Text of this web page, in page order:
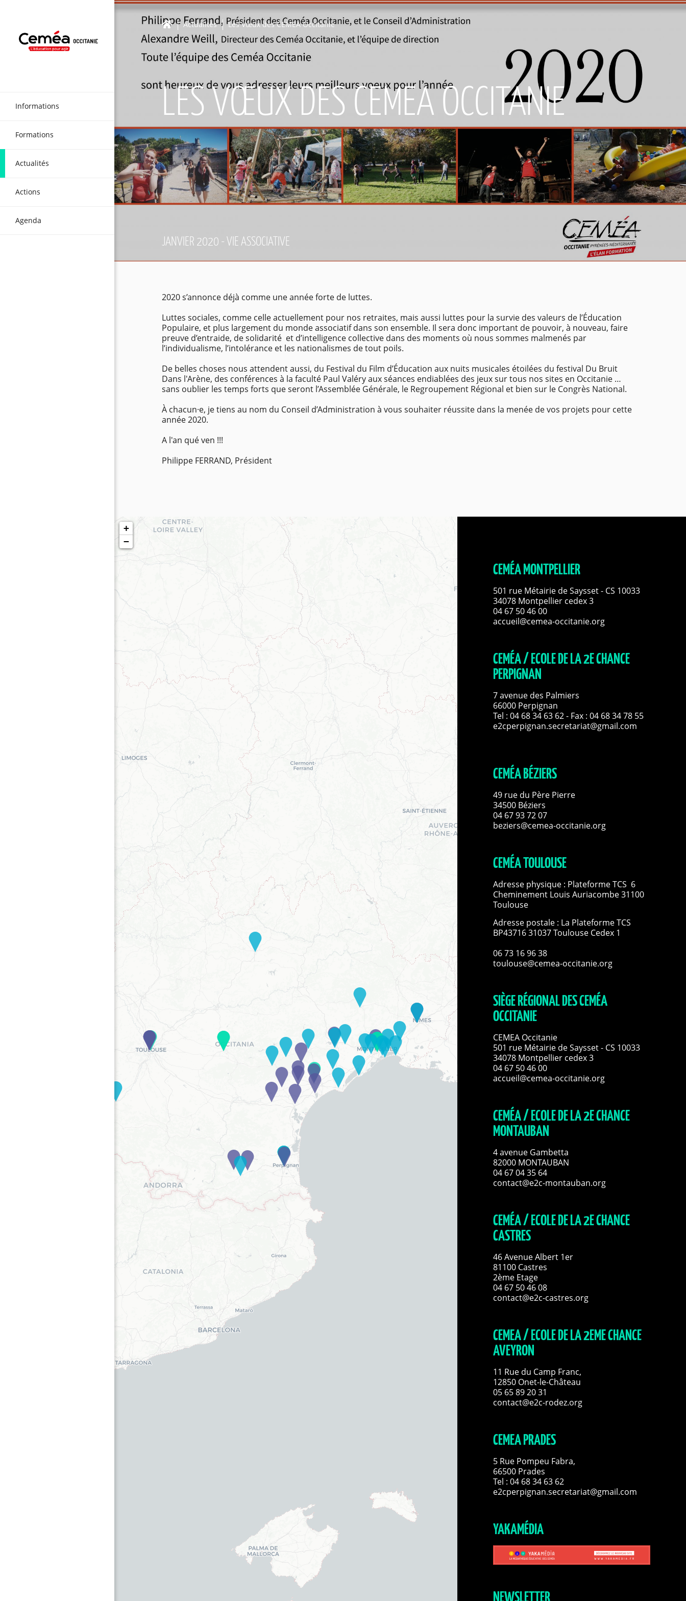
Actualités Les Vœux des CEMEA Occitanie
LES VŒUX DES CEMEA OCCITANIE
JANVIER 2020 - VIE ASSOCIATIVE
2020 s’annonce déjà comme une année forte de luttes.
Luttes sociales, comme celle actuellement pour nos retraites, mais aussi luttes pour la survie des valeurs de l’Éducation
Populaire, et plus largement du monde associatif dans son ensemble. Il sera donc important de pouvoir, à nouveau, faire
preuve d’entraide, de solidarité et d’intelligence collective dans des moments où nous sommes malmenés par
l’individualisme, l’intolérance et les nationalismes de tout poils.
De belles choses nous attendent aussi, du Festival du Film d’Éducation aux nuits musicales étoilées du festival Du Bruit
Dans l'Arène, des conférences à la faculté Paul Valéry aux séances endiablées des jeux sur tous nos sites en Occitanie …
sans oublier les temps forts que seront l’Assemblée Générale, le Regroupement Régional et bien sur le Congrès National.
À chacun·e, je tiens au nom du Conseil d’Administration à vous souhaiter réussite dans la menée de vos projets pour cette
année 2020.
A l'an qué ven !!!
Philippe FERRAND, Président
+
−
CEMÉA MONTPELLIER
501 rue Métairie de Saysset - CS 10033
34078 Montpellier cedex 3
04 67 50 46 00
accueil@cemea-occitanie.org
CEMÉA / ECOLE DE LA 2E CHANCE
PERPIGNAN
7 avenue des Palmiers
66000 Perpignan
Tel : 04 68 34 63 62- Fax : 04 68 34 78 55
e2cperpignan.secretariat@gmail.com
CEMÉA BÉZIERS
49 rue du Père Pierre
34500 Béziers
04 67 93 72 07
beziers@cemea-occitanie.org
CEMÉA TOULOUSE
Adresse physique : Plateforme TCS 6
Cheminement Louis Auriacombe 31100
Toulouse
Adresse postale : La Plateforme TCS
BP43716 31037 Toulouse Cedex 1
06 73 16 96 38
toulouse@cemea-occitanie.org
SIÈGE RÉGIONAL DES CEMÉA
OCCITANIE
CEMEA Occitanie
501 rue Métairie de Saysset - CS 10033
34078 Montpellier cedex 3
04 67 50 46 00
accueil@cemea-occitanie.org
CEMÉA / ECOLE DE LA 2E CHANCE
MONTAUBAN
4 avenue Gambetta
82000 MONTAUBAN
04 67 04 35 64
contact@e2c-montauban.org
CEMÉA / ECOLE DE LA 2E CHANCE
CASTRES
46 Avenue Albert 1er
81100 Castres
2ème Etage
04 67 50 46 08
contact@e2c-castres.org
CEMEA / ECOLE DE LA 2EME CHANCE
AVEYRON
11 Rue du Camp Franc,
12850 Onet-le-Château
05 65 89 20 31
contact@e2c-rodez.org
CEMEA PRADES
5 Rue Pompeu Fabra,
66500 Prades
Tel : 04 68 34 63 62
e2cperpignan.secretariat@gmail.com
YAKAMÉDIA
NEWSLETTER
Informations
Formations
Actualités
Actions
Agenda